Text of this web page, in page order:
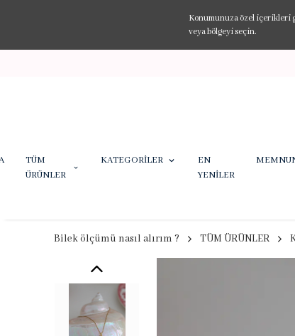
Konumunuza özel içerikleri
veya bölgeyi seçin.
TÜM
ÜRÜNLER
KATEGORİLER
EN
YENİLER
Bilek ölçümü nasıl alırım ? TÜM ÜRÜNLER